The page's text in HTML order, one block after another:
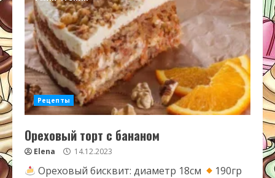
Рецепты
Ореховый торт с бананом
Elena 14.12.2023
Ореховый бисквит: диаметр 18см
190гр